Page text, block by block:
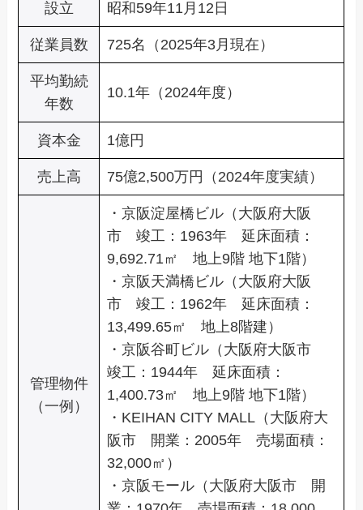
設立 昭和59年11月12日
従業員数 725名（2025年3月現在）
平均勤続
年数
10.1年（2024年度）
資本金 1億円
売上高 75億2,500万円（2024年度実績）
管理物件
（一例）
・京阪淀屋橋ビル（大阪府大阪
市 竣工：1963年 延床面積：
9,692.71㎡ 地上9階 地下1階）
・京阪天満橋ビル（大阪府大阪
市 竣工：1962年 延床面積：
13,499.65㎡ 地上8階建）
・京阪谷町ビル（大阪府大阪市
竣工：1944年 延床面積：
1,400.73㎡ 地上9階 地下1階）
・KEIHAN CITY MALL（大阪府大
阪市 開業：2005年 売場面積：
32,000㎡）
・京阪モール（大阪府大阪市 開